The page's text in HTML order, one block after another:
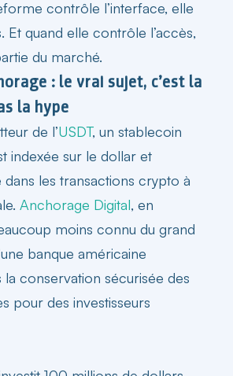
contrôle l’interface, elle
. Et quand elle contrôle l’accès,
du marché.
: le vrai sujet, c’est la
la hype
de l’USDT, un stablecoin
indexée sur le dollar et
dans les transactions crypto à
Anchorage Digital, en
moins connu du grand
banque américaine
la conservation sécurisée des
pour des investisseurs